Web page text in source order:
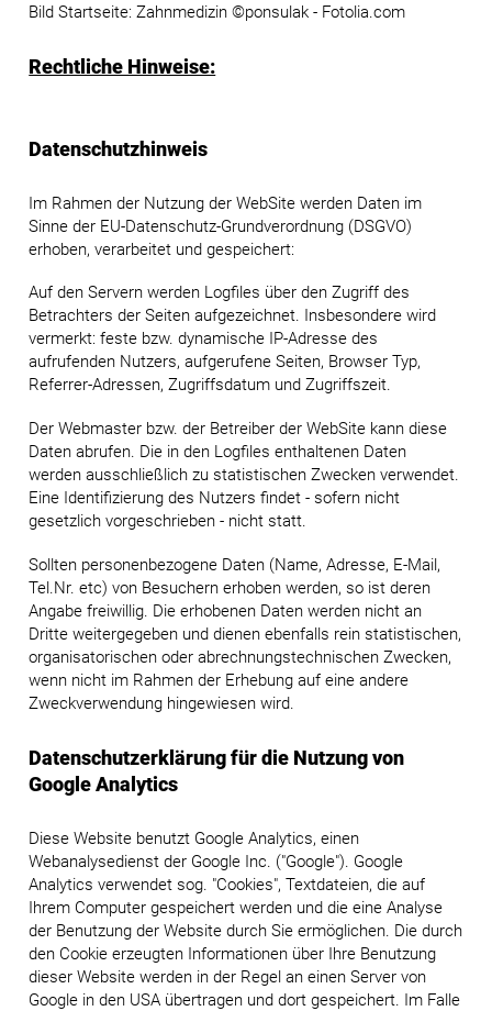
Bild Startseite: Zahnmedizin ©ponsulak - Fotolia.com
Rechtliche Hinweise:
Datenschutzhinweis
Im Rahmen der Nutzung der WebSite werden Daten im
Sinne der EU-Datenschutz-Grundverordnung (DSGVO)
erhoben, verarbeitet und gespeichert:
Auf den Servern werden Logfiles über den Zugriff des
Betrachters der Seiten aufgezeichnet. Insbesondere wird
vermerkt: feste bzw. dynamische IP-Adresse des
aufrufenden Nutzers, aufgerufene Seiten, Browser Typ,
Referrer-Adressen, Zugriffsdatum und Zugriffszeit.
Der Webmaster bzw. der Betreiber der WebSite kann diese
Daten abrufen. Die in den Logfiles enthaltenen Daten
werden ausschließlich zu statistischen Zwecken verwendet.
Eine Identifizierung des Nutzers findet - sofern nicht
gesetzlich vorgeschrieben - nicht statt.
Sollten personenbezogene Daten (Name, Adresse, E-Mail,
Tel.Nr. etc) von Besuchern erhoben werden, so ist deren
Angabe freiwillig. Die erhobenen Daten werden nicht an
Dritte weitergegeben und dienen ebenfalls rein statistischen,
organisatorischen oder abrechnungstechnischen Zwecken,
wenn nicht im Rahmen der Erhebung auf eine andere
Zweckverwendung hingewiesen wird.
Datenschutzerklärung für die Nutzung von
Google Analytics
Diese Website benutzt Google Analytics, einen
Webanalysedienst der Google Inc. ("Google"). Google
Analytics verwendet sog. "Cookies", Textdateien, die auf
Ihrem Computer gespeichert werden und die eine Analyse
der Benutzung der Website durch Sie ermöglichen. Die durch
den Cookie erzeugten Informationen über Ihre Benutzung
dieser Website werden in der Regel an einen Server von
Google in den USA übertragen und dort gespeichert. Im Falle